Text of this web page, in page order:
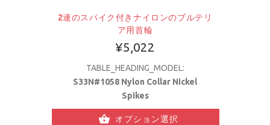
2連のスパイク付きナイロンのブルテリ
ア用首輪
¥5,022
TABLE_HEADING_MODEL:
S33N#1058 Nylon Collar Nickel
Spikes
オプション選択